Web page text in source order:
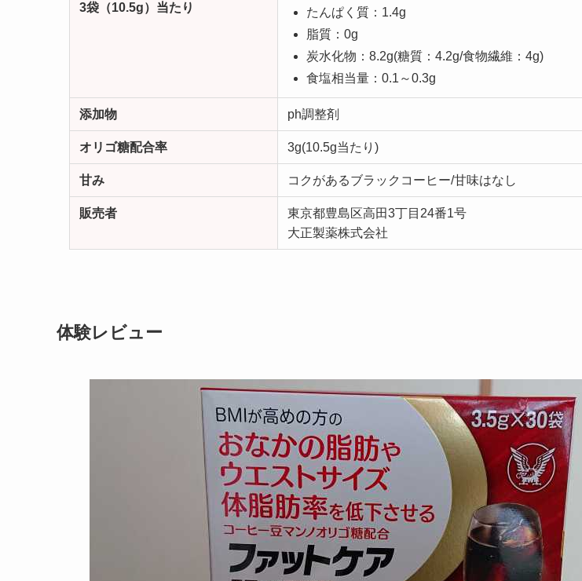
3袋（10.5g）当たり
たんぱく質：1.4g
脂質：0g
炭水化物：8.2g(糖質：4.2g/食物繊維：4g)
食塩相当量：0.1～0.3g
添加物 ph調整剤
オリゴ糖配合率 3g(10.5g当たり)
甘み コクがあるブラックコーヒー/甘味はなし
販売者
東京都豊島区高田3丁目24番1号
大正製薬株式会社
体験レビュー